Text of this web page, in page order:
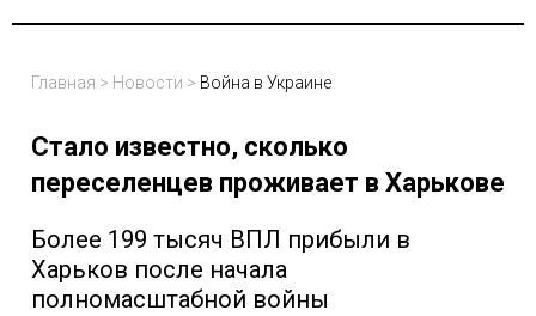
Главная > Новости > Война в Украине
Стало известно, сколько
переселенцев проживает в Харькове
Более 199 тысяч ВПЛ прибыли в
Харьков после начала
полномасштабной войны